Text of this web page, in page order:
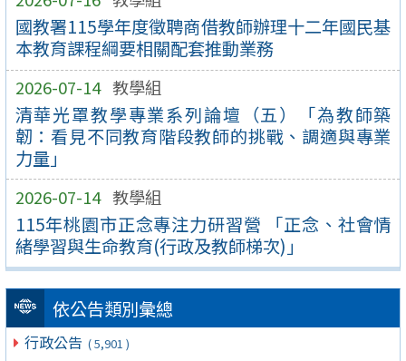
國教署115學年度徵聘商借教師辦理十二年國民基
本教育課程綱要相關配套推動業務
2026-07-14 教學組
清華光罩教學專業系列論壇（五）「為教師築
韌：看見不同教育階段教師的挑戰、調適與專業
力量」
2026-07-14 教學組
115年桃園市正念專注力研習營 「正念、社會情
緒學習與生命教育(行政及教師梯次)」
依公告類別彙總
行政公告 ( 5,901 )